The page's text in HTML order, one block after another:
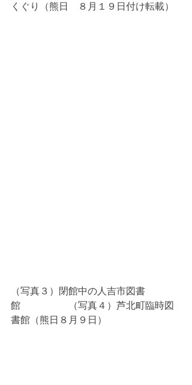
くぐり（熊日　８月１９日付け転載）
（写真３）閉館中の人吉市図書
館　　　        （写真４）芦北町臨時図
書館（熊日８月９日）